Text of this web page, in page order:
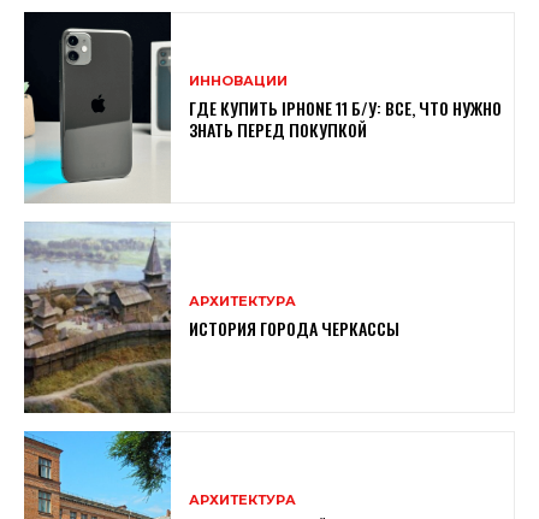
ИННОВАЦИИ
ГДЕ КУПИТЬ IPHONE 11 Б/У: ВСЕ, ЧТО НУЖНО
ЗНАТЬ ПЕРЕД ПОКУПКОЙ
АРХИТЕКТУРА
ИСТОРИЯ ГОРОДА ЧЕРКАССЫ
АРХИТЕКТУРА